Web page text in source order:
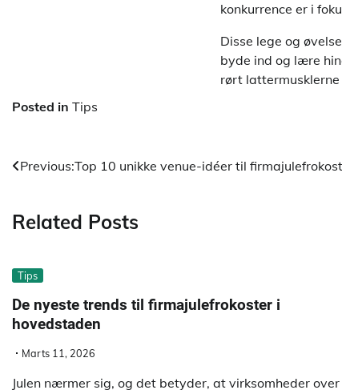
konkurrence er i
Disse lege og
byde ind og lære
rørt
Posted in Tips
Indlægsnavigation
Previous:Top 10 unikke venue-idéer til
Related Posts
Tips
De nyeste trends til firmajulefrokoster i
hovedstaden
Marts 11, 2026
Julen nærmer sig, og det betyder, at virksomheder over